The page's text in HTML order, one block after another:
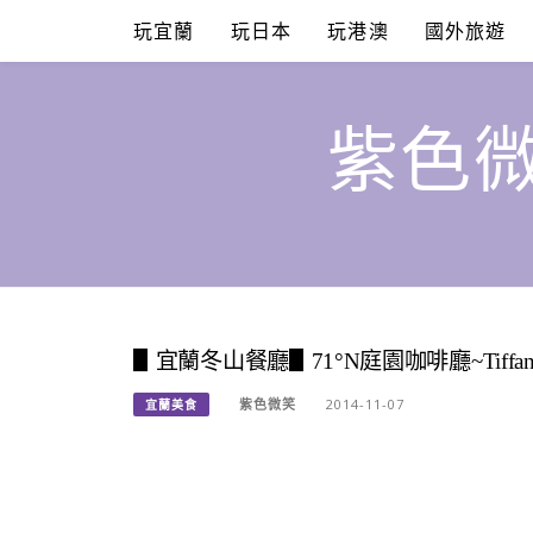
content
玩宜蘭 玩日本 玩港澳 國外旅遊
紫色
▋宜蘭冬山餐廳▋71°N庭園咖啡廳
宜蘭美食 紫色微笑 2014-11-07